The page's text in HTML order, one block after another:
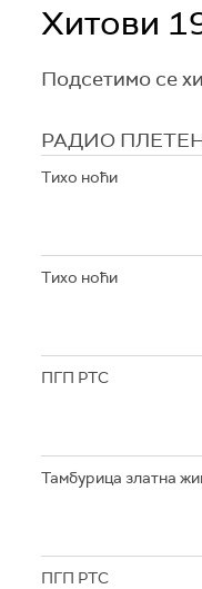
Хитови
Подсетимо се
РАДИО
Тихо ноћи
Тихо ноћи
ПГП РТС
Тамбурица златна
ПГП РТС